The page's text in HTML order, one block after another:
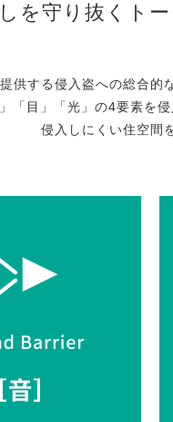
を守り抜くト
供する侵入盗への総合的
「目」「光」の4要素を
侵入しにくい住空間